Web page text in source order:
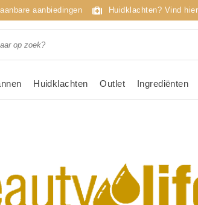
aanbiedingen Huidklachten? Vind
Huidklachten Outlet Ingrediënten